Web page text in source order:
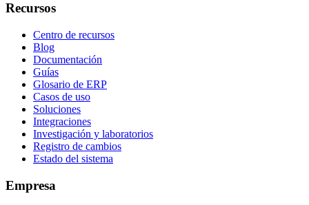
Recursos
Centro de recursos
Blog
Documentación
Guías
Glosario de ERP
Casos de uso
Soluciones
Integraciones
Investigación y laboratorios
Registro de cambios
Estado del sistema
Empresa